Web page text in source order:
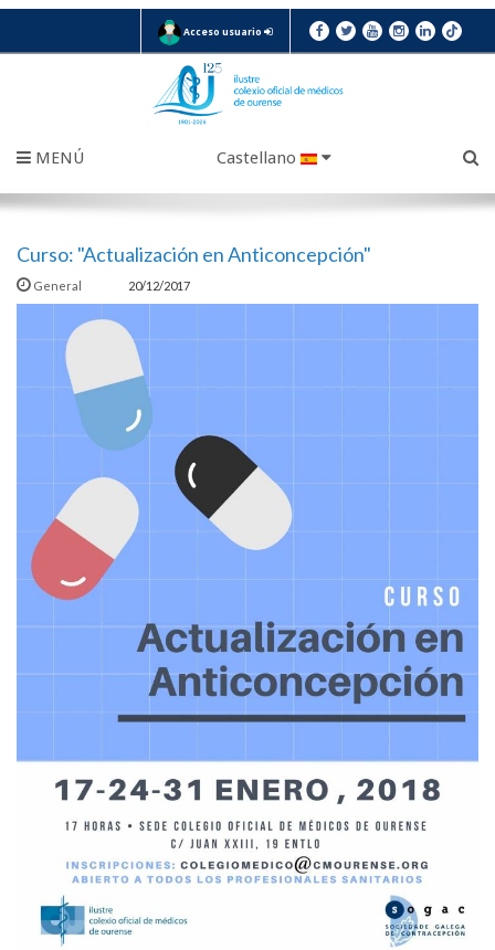
Acceso usuario
MENÚ Castellano
Curso: "Actualización en Anticoncepción"
General 20/12/2017